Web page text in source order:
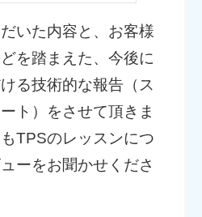
いた内容と、お客様
を踏まえた、今後に
る技術的な報告（ス
ト）をさせて頂きま
TPSのレッスンにつ
ーをお聞かせくださ